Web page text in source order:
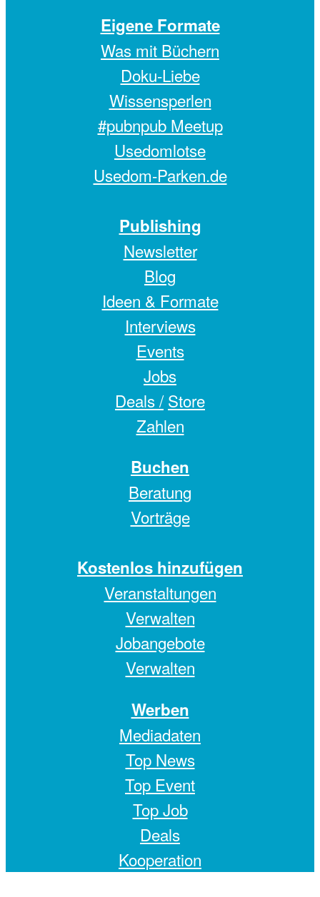
Eigene Formate
Was mit Büchern
Doku-Liebe
Wissensperlen
#pubnpub Meetup
Usedomlotse
Usedom-Parken.de
Publishing
Newsletter
Blog
Ideen & Formate
Interviews
Events
Jobs
Deals / Store
Zahlen
Buchen
Beratung
Vorträge
Kostenlos hinzufügen
Veranstaltungen
Verwalten
Jobangebote
Verwalten
Werben
Mediadaten
Top News
Top Event
Top Job
Deals
Kooperation